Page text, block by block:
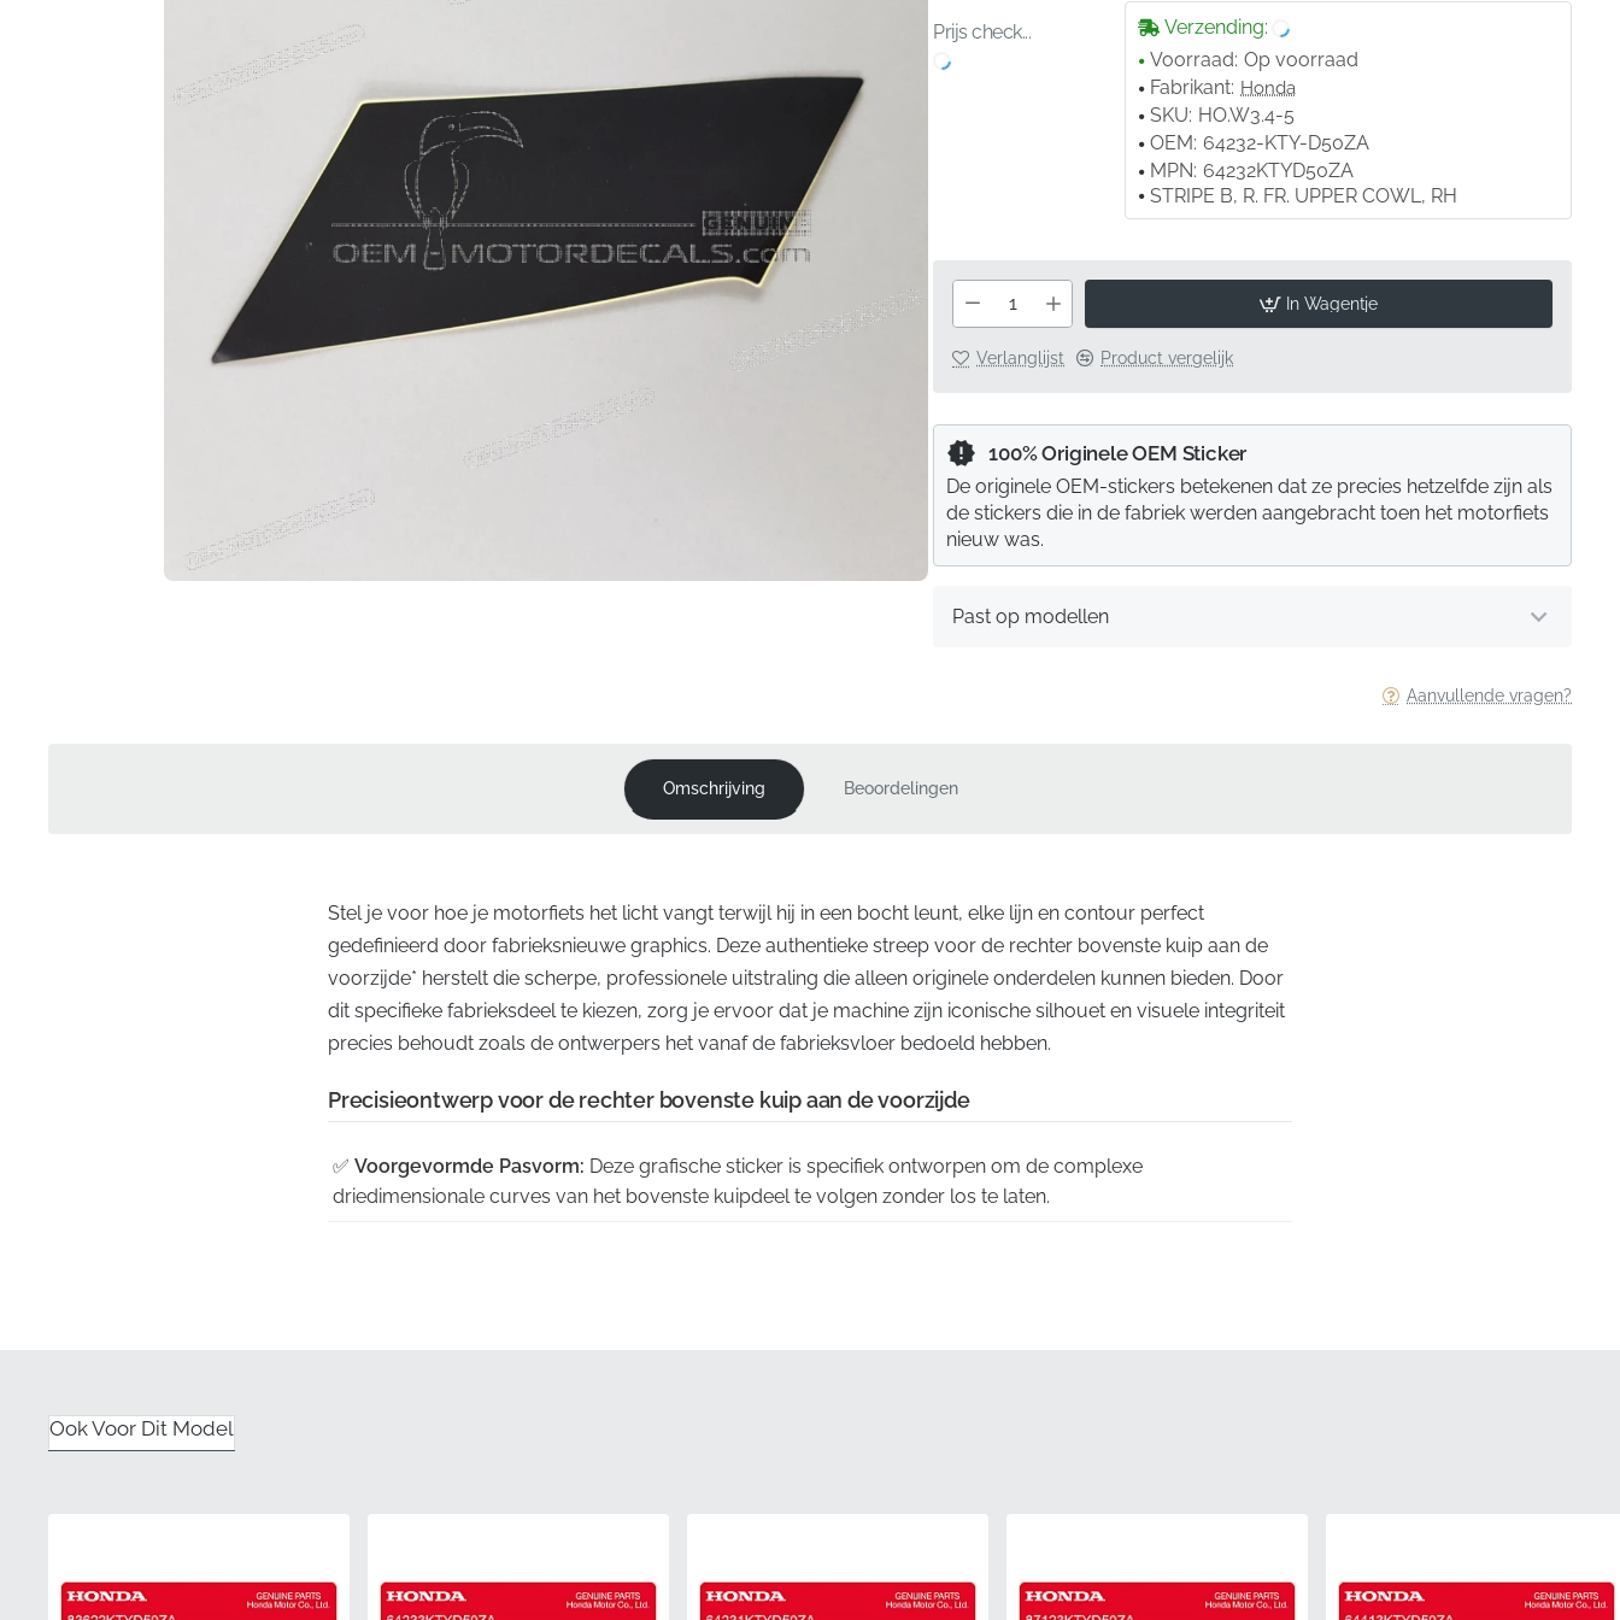
Prijs check...
Verzending:
Voorraad: Op voorraad
Fabrikant: Honda
SKU: HO.W3.4-5
OEM: 64232-KTY-D50ZA
MPN: 64232KTYD50ZA
STRIPE B, R. FR. UPPER COWL, RH
In Wagentje
Verlanglijst Product vergelijk
Aanvullende vragen?
Past op modellen
100% Originele OEM Sticker
De originele OEM-stickers betekenen dat ze precies hetzelfde zijn als
de stickers die in de fabriek werden aangebracht toen het motorfiets
nieuw was.
Omschrijving Beoordelingen
Stel je voor hoe je motorfiets het licht vangt terwijl hij in een bocht leunt, elke lijn en contour perfect
gedefinieerd door fabrieksnieuwe graphics. Deze authentieke streep voor de rechter bovenste kuip aan de
voorzijde* herstelt die scherpe, professionele uitstraling die alleen originele onderdelen kunnen bieden. Door
dit specifieke fabrieksdeel te kiezen, zorg je ervoor dat je machine zijn iconische silhouet en visuele integriteit
precies behoudt zoals de ontwerpers het vanaf de fabrieksvloer bedoeld hebben.
Precisieontwerp voor de rechter bovenste kuip aan de voorzijde
✅ Voorgevormde Pasvorm: Deze grafische sticker is specifiek ontworpen om de complexe
driedimensionale curves van het bovenste kuipdeel te volgen zonder los te laten.
Ook Voor Dit Model